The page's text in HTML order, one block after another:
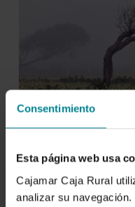
Consentimiento
Esta página web usa
Cajamar Caja Rural
analizar su